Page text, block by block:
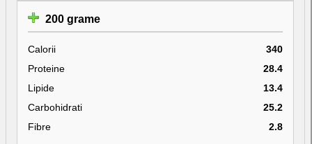
200 grame
Calorii
340
Proteine
28.4
Lipide
13.4
Carbohidrati
25.2
Fibre
2.8